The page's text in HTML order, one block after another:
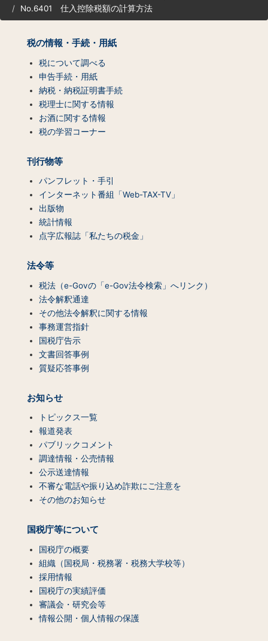
No.6401 仕入控除税額の計算方法
税の情報・手続・用紙
税について調べる
申告手続・用紙
納税・納税証明書手続
税理士に関する情報
お酒に関する情報
税の学習コーナー
刊行物等
パンフレット・手引
インターネット番組「Web-TAX-TV」
出版物
統計情報
点字広報誌「私たちの税金」
法令等
税法（e-Govの「e-Gov法令検索」へリンク）
法令解釈通達
その他法令解釈に関する情報
事務運営指針
国税庁告示
文書回答事例
質疑応答事例
お知らせ
トピックス一覧
報道発表
パブリックコメント
調達情報・公売情報
公示送達情報
不審な電話や振り込め詐欺にご注意を
その他のお知らせ
国税庁等について
国税庁の概要
組織（国税局・税務署・税務大学校等）
採用情報
国税庁の実績評価
審議会・研究会等
情報公開・個人情報の保護